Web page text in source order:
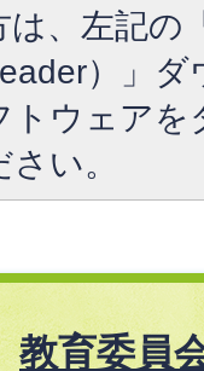
、左記の
）」
トウェア
い。
教育委員